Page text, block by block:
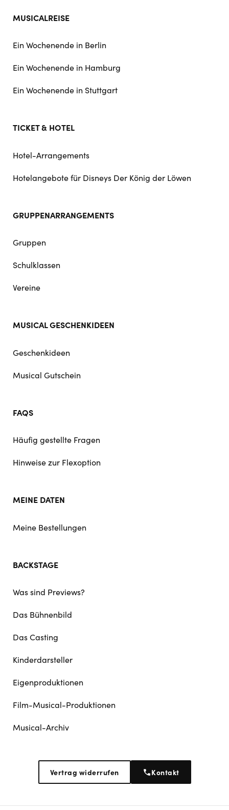
MUSICALREISE
Ein Wochenende in Berlin
Ein Wochenende in Hamburg
Ein Wochenende in Stuttgart
TICKET & HOTEL
Hotel-Arrangements
Hotelangebote für Disneys Der König der Löwen
GRUPPENARRANGEMENTS
Gruppen
Schulklassen
Vereine
MUSICAL GESCHENKIDEEN
Geschenkideen
Musical Gutschein
FAQS
Häufig gestellte Fragen
Hinweise zur Flexoption
MEINE DATEN
Meine Bestellungen
BACKSTAGE
Was sind Previews?
Das Bühnenbild
Das Casting
Kinderdarsteller
Eigenproduktionen
Film-Musical-Produktionen
Musical-Archiv
Vertrag widerrufen Kontakt